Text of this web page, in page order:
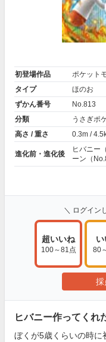
初登場作品
ポケット
タイプ
ほのお
ずかん番号
No.813
分類
うさぎポ
高さ / 重さ
0.3m /
進化前・進化後
ヒバニー
ーン（
＼ ログイン
超いいね
100～81点 80
採
ヒバニー作ってくれ
ぼくが5歳くらいの時に